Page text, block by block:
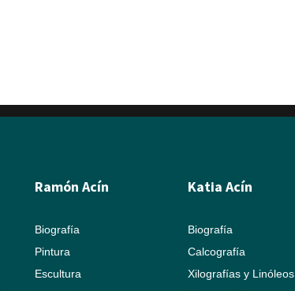
Ramón Acín
Biografía
Pintura
Escultura
Katia Acín
Biografía
Calcografía
Xilografías y Linóleos